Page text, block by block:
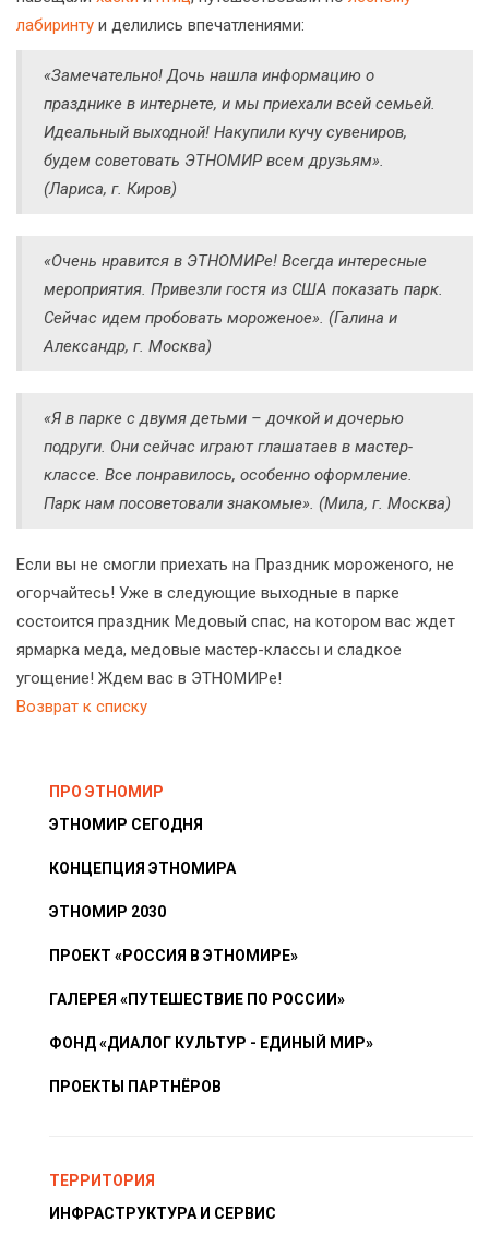
лабиринту и делились впечатлениями:
«Замечательно! Дочь нашла информацию о
празднике в интернете, и мы приехали всей семьей.
Идеальный выходной! Накупили кучу сувениров,
будем советовать ЭТНОМИР всем друзьям».
(Лариса, г. Киров)
«Очень нравится в ЭТНОМИРе! Всегда интересные
мероприятия. Привезли гостя из США показать парк.
Сейчас идем пробовать мороженое». (Галина и
Александр, г. Москва)
«Я в парке с двумя детьми – дочкой и дочерью
подруги. Они сейчас играют глашатаев в мастер-
классе. Все понравилось, особенно оформление.
Парк нам посоветовали знакомые». (Мила, г. Москва)
Если вы не смогли приехать на Праздник мороженого, не
огорчайтесь! Уже в следующие выходные в парке
состоится праздник Медовый спас, на котором вас ждет
ярмарка меда, медовые мастер-классы и сладкое
угощение! Ждем вас в ЭТНОМИРе!
Возврат к списку
ПРО ЭТНОМИР
ЭТНОМИР СЕГОДНЯ
КОНЦЕПЦИЯ ЭТНОМИРА
ЭТНОМИР 2030
ПРОЕКТ «РОССИЯ В ЭТНОМИРЕ»
ГАЛЕРЕЯ «ПУТЕШЕСТВИЕ ПО РОССИИ»
ФОНД «ДИАЛОГ КУЛЬТУР - ЕДИНЫЙ МИР»
ПРОЕКТЫ ПАРТНЁРОВ
ТЕРРИТОРИЯ
ИНФРАСТРУКТУРА И СЕРВИС